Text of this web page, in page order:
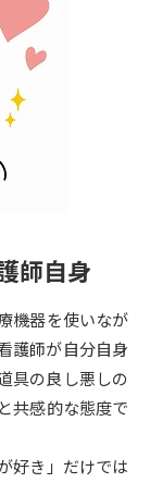
求
スト「受験案
程度認定試験
格認定試験
検索
師自身
機器を使いなが
護師が自分自身
具の良し悪しの
共感的な態度で
好き」だけでは